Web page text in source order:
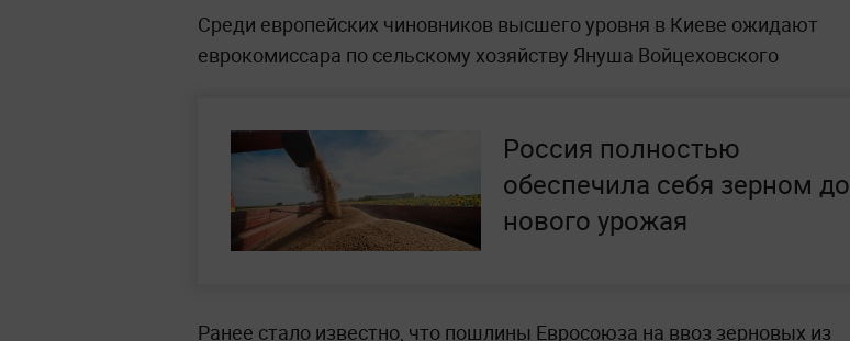
Среди европейских чиновников высшего уровня в Киеве ожидают
еврокомиссара по сельскому хозяйству Януша Войцеховского
Россия полностью
обеспечила себя зерном до
нового урожая
Ранее стало известно, что пошлины Евросоюза на ввоз зерновых из